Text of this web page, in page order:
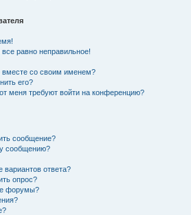
равно неправильное!
вместе со своим именем?
его?
меня требуют войти на конференцию?
сообщение?
сообщению?
ответа?
опрос?
форумы?